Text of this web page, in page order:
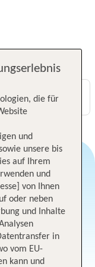
TUI Service
die für
und
unsere bis
auf Ihrem
und
von Ihnen
oder neben
und Inhalte
in
vom EU-
kann und